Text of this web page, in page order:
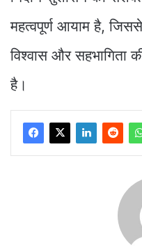
महत्वपूर्ण आयाम है,
विश्वास और सहभागिता
है।